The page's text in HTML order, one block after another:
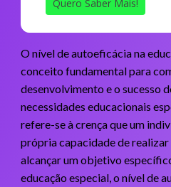
Quero Saber Mais!
O nível de autoeficácia na
conceito fundamental para
desenvolvimento e o sucesso
necessidades educacionais
refere-se à crença que um
própria capacidade de
alcançar um objetivo
educação especial, o nível de